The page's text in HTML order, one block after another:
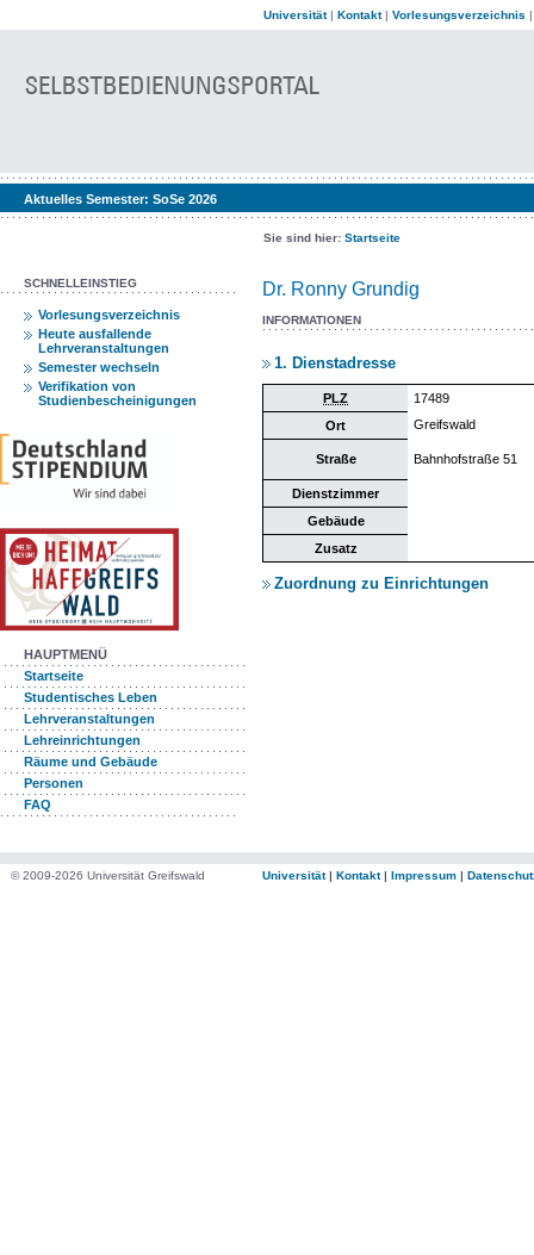
Universität| Kontakt| Vorlesungsverzeichnis
Aktuelles Semester: SoSe 2026
Sie sind hier: Startseite
SCHNELLEINSTIEG
Vorlesungsverzeichnis
Heute ausfallende
Lehrveranstaltungen
Semester wechseln
Verifikation von
Studienbescheinigungen
HAUPTMENÜ
Startseite
Studentisches Leben
Lehrveranstaltungen
Lehreinrichtungen
Räume und Gebäude
Personen
FAQ
Dr. Ronny Grundig
INFORMATIONEN
1. Dienstadresse
PLZ
17489
Ort
Greifswald
Straße Bahnhofstraße 51
Dienstzimmer
Gebäude
Zusatz
Zuordnung zu Einrichtungen
© 2009-2026 Universität Greifswald Universität| Kontakt| Impressum |